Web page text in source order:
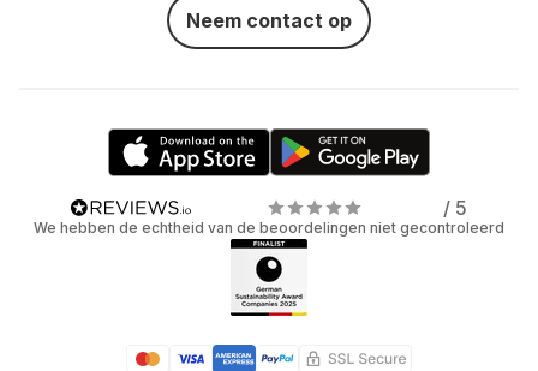
Neem contact op
/ 5
We hebben de echtheid van de beoordelingen niet gecontroleerd